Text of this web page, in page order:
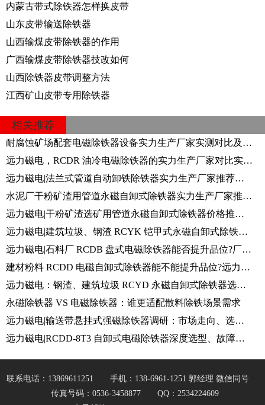
内蒙古带式除铁器怎样换皮带
山东皮带输送除铁器
山西输煤皮带除铁器的作用
广西输煤皮带除铁器技改如何
山西除铁器皮带调整方法
江西矿山皮带专用除铁器
相关推荐
耐腐蚀矿场配套电磁除铁器设备实力生产厂家实测对比及推荐，价格及案例分析
远力磁电，RCDR 油冷电磁除铁器的实力生产厂家对比实测推荐，价格及案例分析
远力磁电|法兰式管道自动卸铁除铁器实力生产厂家推荐，品质才能长远发展
水泥厂干粉矿渣用管道永磁自卸式除铁器实力生产厂家推荐及案例分析|远力磁电
远力磁电|干粉矿渣选矿用管道永磁自卸式除铁器价格推荐，实力生产厂家案例分析
远力磁电|建筑垃圾、钢渣 RCYK 铠甲式永磁自卸式除铁器，实力厂家品质支撑长久发展
远力磁电|石料厂 RCDB 盘式电磁除铁器能否提升品位?厂家、案例、市场行情全面梳理
建材粉料 RCDD 电磁自卸式除铁器能不能提升品位?远力磁电厂家详解、现场案例与市场走向
远力磁电：钢渣、建筑垃圾 RCYD 永磁自卸式除铁器选型解析，能否提升物料品位
永磁除铁器 VS 电磁除铁器：谁更适配散料除铁场景需求
远力磁电|输送带悬挂式强磁除铁器调研：市场走向、选型与运维解析
远力磁电|RCDD-8T3 自卸式电磁除铁器深度选型、故障解析与行业发展调研
联系电话：13869611251 手机：138-6961-1251 郭经理 微信同号
传真号码：0536-3458877 QQ：2534224609